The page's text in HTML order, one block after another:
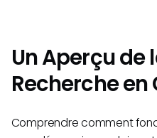
Un Aperçu
Recherche en
Comprendre comment